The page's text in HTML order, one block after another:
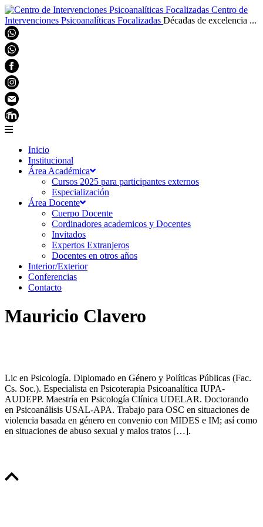
Centro de
Intervenciones Psicoanalíticas Focalizadas Décadas de excelencia ...
Inicio
Institucional
Área Académica
Cursos 2025 para participantes externos
Especialización
Área Docente
Cuerpo Docente
Cordinadores academicos y Docentes
Invitados
Expertos Extranjeros
Docentes en otros años
Interior/Exterior
Conferencias
Contacto
Mauricio Clavero
Lic en Psicología. Diplomado en Género y Políticas Públicas (Fac.
Cs. Soc.). Especialista en Psicoterapia Psicoanalítica IUPA-
AUDEPP. Maestría en Psicología Clínica UDELAR. Doctorando
en Psicoanálisis USAL-APA. Trabajo para OSC en situaciones de
violencia basada en género en convenio con MIDES e IM; así como
en situaciones de abuso sexual y malos tratos […].